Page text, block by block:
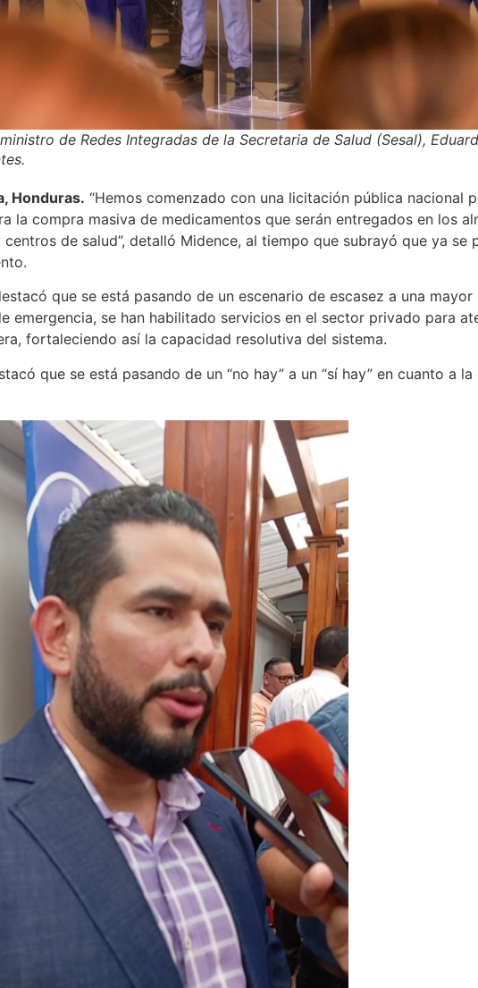
de Redes Integradas de la Secretaria de Salud (Sesal),
Honduras. “Hemos comenzado con una licitación pública nacional
la compra masiva de medicamentos que serán entregados en los
centros de salud”, detalló Midence, al tiempo que subrayó que ya
que se está pasando de un escenario de escasez a una
emergencia, se han habilitado servicios en el sector privado para
fortaleciendo así la capacidad resolutiva del sistema.
que se está pasando de un “no hay” a un “sí hay” en cuanto a